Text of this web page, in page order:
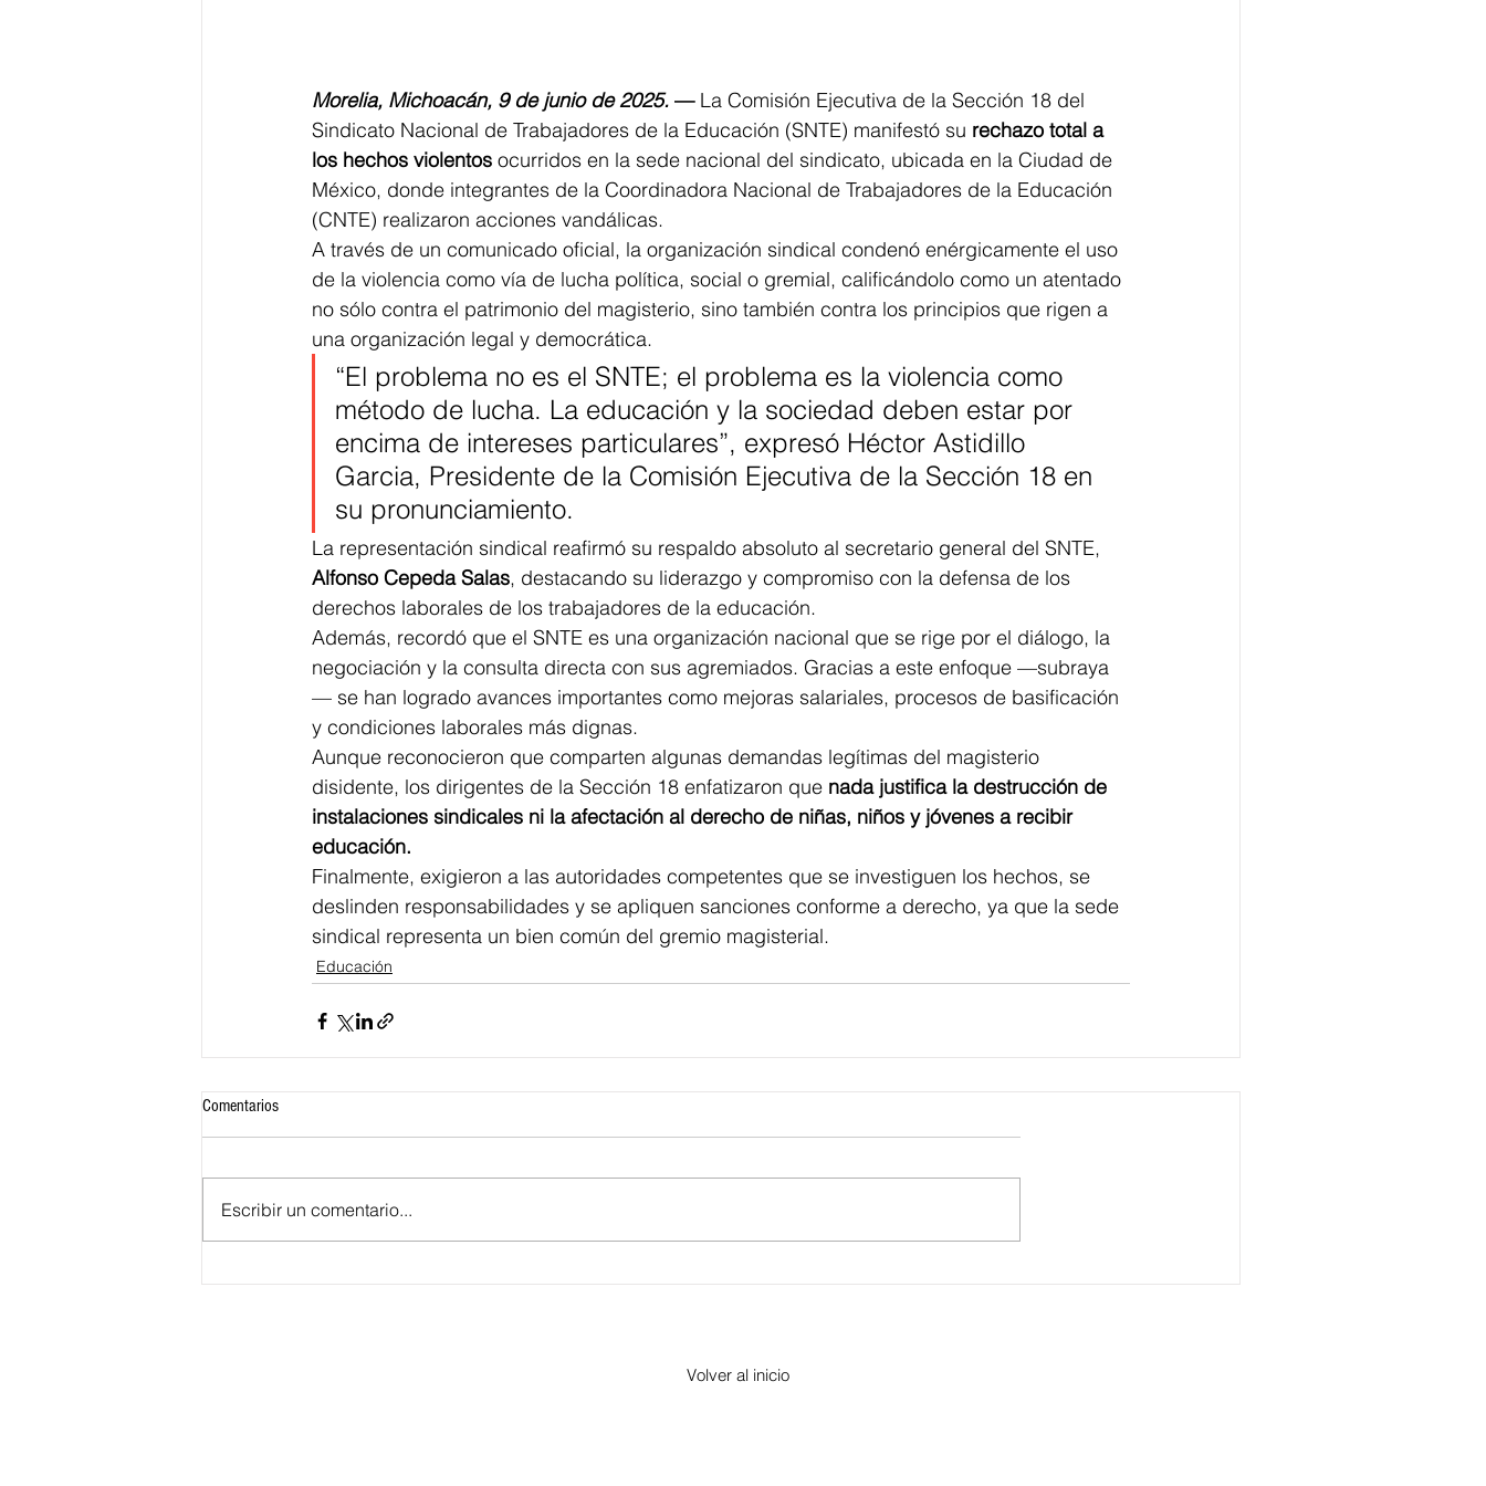
Morelia, Michoacán, 9 de junio de 2025. — La Comisión Ejecutiva de la Sección 18 del
Sindicato Nacional de Trabajadores de la Educación (SNTE) manifestó su rechazo total a
los hechos violentos ocurridos en la sede nacional del sindicato, ubicada en la Ciudad de
México, donde integrantes de la Coordinadora Nacional de Trabajadores de la Educación
(CNTE) realizaron acciones vandálicas.
A través de un comunicado oficial, la organización sindical condenó enérgicamente el uso
de la violencia como vía de lucha política, social o gremial, calificándolo como un atentado
no sólo contra el patrimonio del magisterio, sino también contra los principios que rigen a
una organización legal y democrática.
“El problema no es el SNTE; el problema es la violencia como
método de lucha. La educación y la sociedad deben estar por
encima de intereses particulares”, expresó Héctor Astidillo
Garcia, Presidente de la Comisión Ejecutiva de la Sección 18 en
su pronunciamiento.
La representación sindical reafirmó su respaldo absoluto al secretario general del SNTE,
Alfonso Cepeda Salas, destacando su liderazgo y compromiso con la defensa de los
derechos laborales de los trabajadores de la educación.
Además, recordó que el SNTE es una organización nacional que se rige por el diálogo, la
negociación y la consulta directa con sus agremiados. Gracias a este enfoque —subraya
— se han logrado avances importantes como mejoras salariales, procesos de basificación
y condiciones laborales más dignas.
Aunque reconocieron que comparten algunas demandas legítimas del magisterio
disidente, los dirigentes de la Sección 18 enfatizaron que nada justifica la destrucción de
instalaciones sindicales ni la afectación al derecho de niñas, niños y jóvenes a recibir
educación.
Finalmente, exigieron a las autoridades competentes que se investiguen los hechos, se
deslinden responsabilidades y se apliquen sanciones conforme a derecho, ya que la sede
sindical representa un bien común del gremio magisterial.
Educación
Comentarios
Escribir un comentario...
Volver al inicio